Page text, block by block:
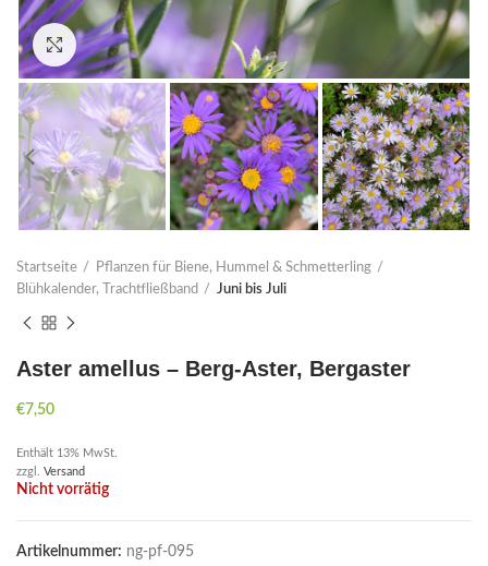
Click to enlarge
Startseite
Pflanzen für Biene, Hummel & Schmetterling
Blühkalender, Trachtfließband
Juni bis Juli
Aster amellus – Berg-Aster, Bergaster
€7,50
Enthält 13% MwSt.
zzgl. Versand
Nicht vorrätig
Artikelnummer: ng-pf-095